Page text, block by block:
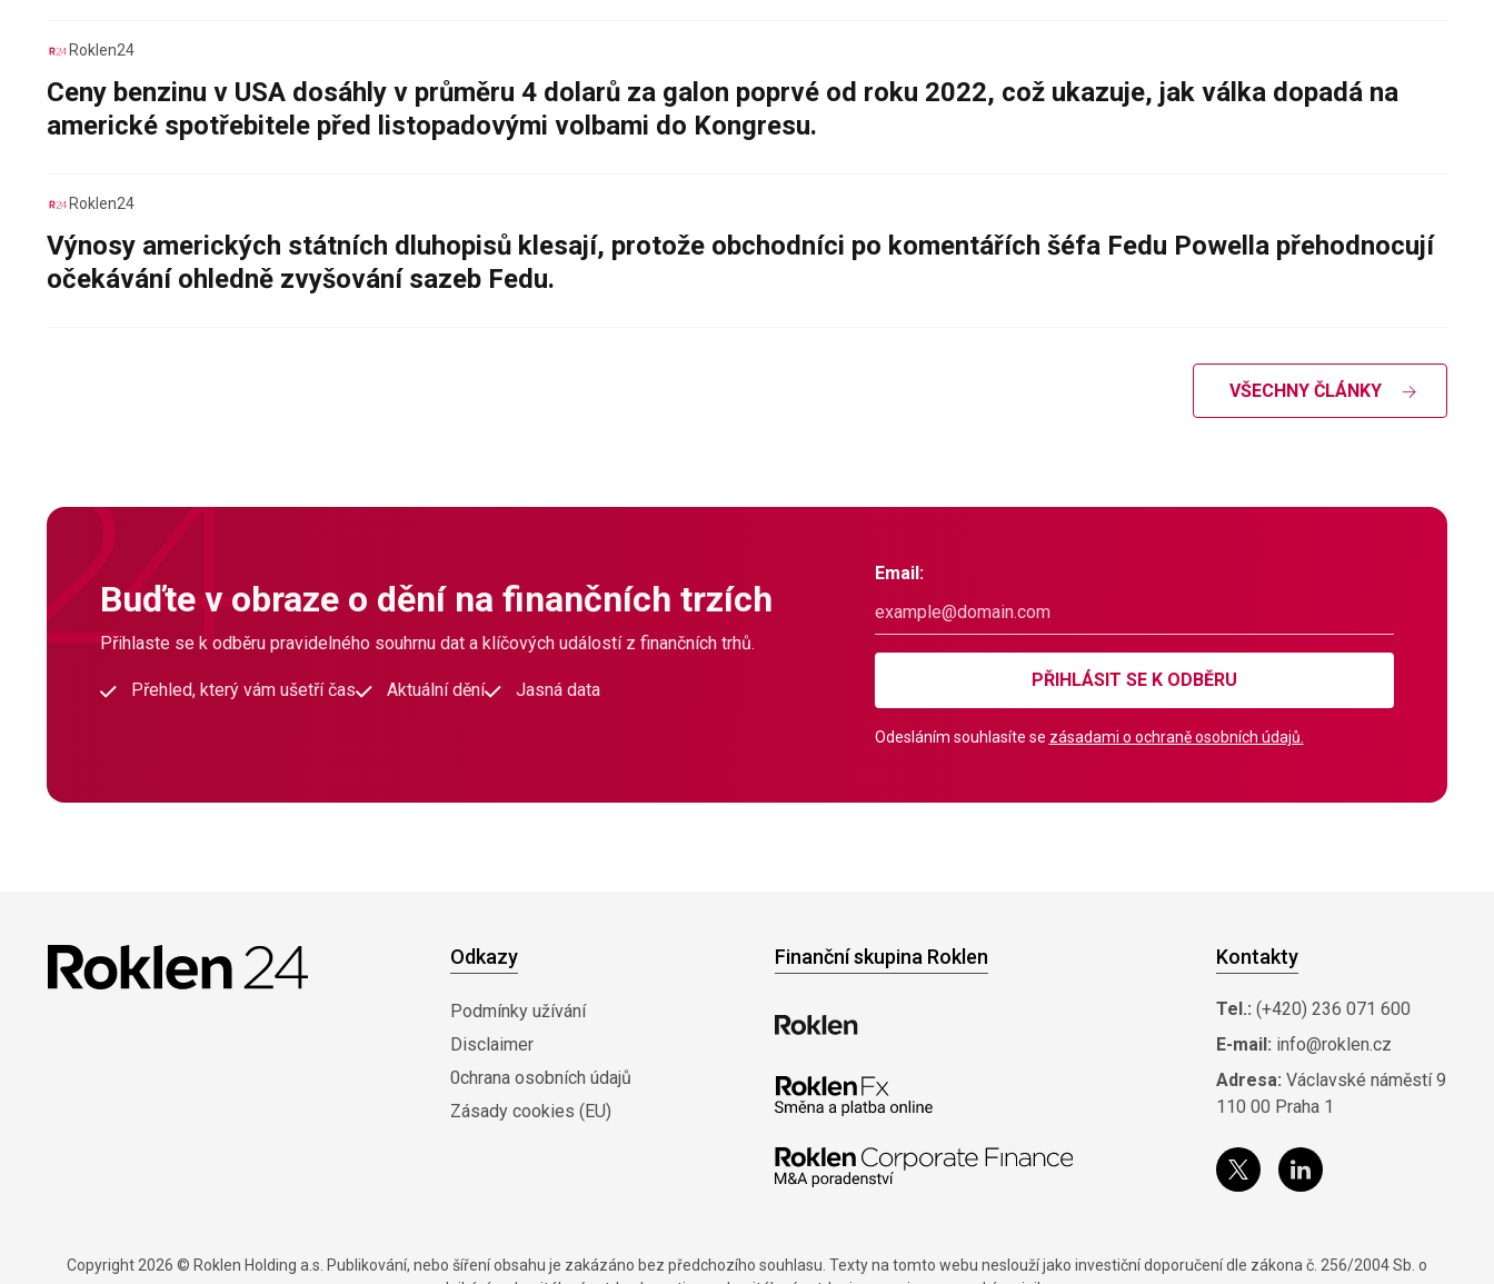
Roklen24
Ceny benzinu v USA dosáhly v průměru 4 dolarů za galon poprvé od roku 2022, což ukazuje, jak válka dopadá na
americké spotřebitele před listopadovými volbami do Kongresu.
Roklen24
Výnosy amerických státních dluhopisů klesají, protože obchodníci po komentářích šéfa Fedu Powella přehodnocují
očekávání ohledně zvyšování sazeb Fedu.
VŠECHNY ČLÁNKY
Buďte v obraze o dění na finančních trzích
Přihlaste se k odběru pravidelného souhrnu dat a klíčových událostí z finančních trhů.
Přehled, který vám ušetří čas Aktuální dění Jasná data
Email:
PŘIHLÁSIT SE K ODBĚRU
Odesláním souhlasíte se zásadami o ochraně osobních údajů.
Odkazy
Podmínky užívání
Disclaimer
0chrana osobních údajů
Zásady cookies (EU)
Finanční skupina Roklen Kontakty
Tel.: (+420) 236 071 600
E-mail: info@roklen.cz
Adresa: Václavské náměstí 9
110 00 Praha 1
Copyright 2026 © Roklen Holding a.s. Publikování, nebo šíření obsahu je zakázáno bez předchozího souhlasu. Texty na tomto webu neslouží jako investiční doporučení dle zákona č. 256/2004 Sb. o